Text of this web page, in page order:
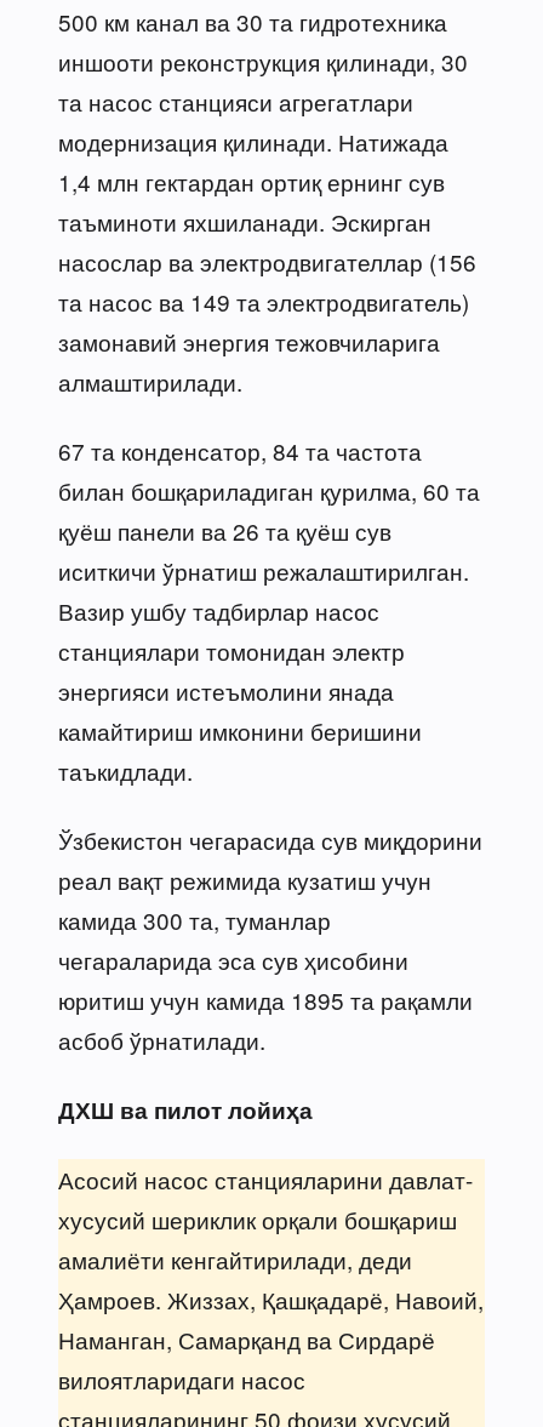
500 км канал ва 30 та гидротехника
иншооти реконструкция қилинади, 30
та насос станцияси агрегатлари
модернизация қилинади. Натижада
1,4 млн гектардан ортиқ ернинг сув
таъминоти яхшиланади. Эскирган
насослар ва электродвигателлар (156
та насос ва 149 та электродвигатель)
замонавий энергия тежовчиларига
алмаштирилади.
67 та конденсатор, 84 та частота
билан бошқариладиган қурилма, 60 та
қуёш панели ва 26 та қуёш сув
иситкичи ўрнатиш режалаштирилган.
Вазир ушбу тадбирлар насос
станциялари томонидан электр
энергияси истеъмолини янада
камайтириш имконини беришини
таъкидлади.
Ўзбекистон чегарасида сув миқдорини
реал вақт режимида кузатиш учун
камида 300 та, туманлар
чегараларида эса сув ҳисобини
юритиш учун камида 1895 та рақамли
асбоб ўрнатилади.
ДХШ ва пилот лойиҳа
Асосий насос станцияларини давлат-
хусусий шериклик орқали бошқариш
амалиёти кенгайтирилади, деди
Ҳамроев. Жиззах, Қашқадарё, Навоий,
Наманган, Самарқанд ва Сирдарё
вилоятларидаги насос
станцияларининг 50 фоизи хусусий